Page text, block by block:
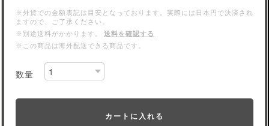
※外貨での金額表記は目安となっております。実際には日本円で決済され
ますので、ご了承ください。
※別途送料がかかります。
送料を確認する
※この商品は海外配送できる商品です。
数量
カートに入れる